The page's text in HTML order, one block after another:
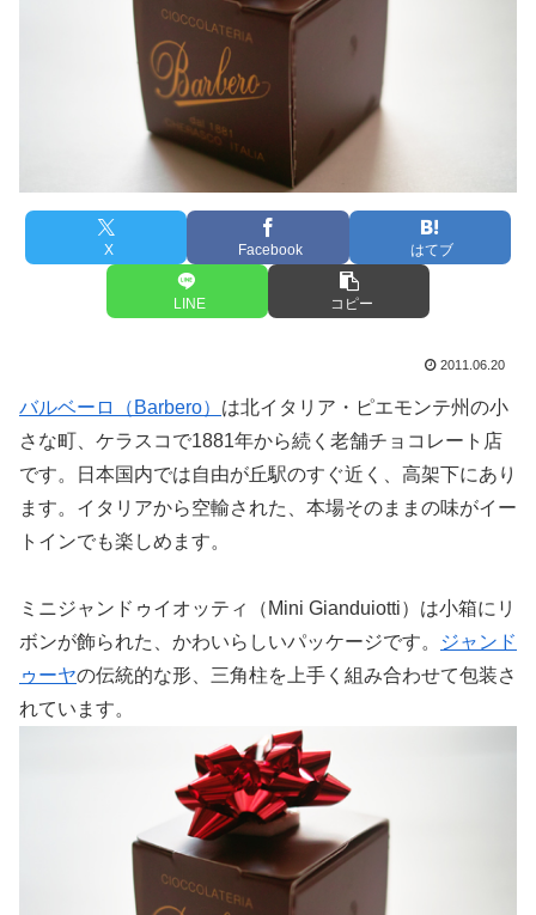
X Facebook はてブ
LINE コピー
2011.06.20
バルベーロ（Barbero） は北イタリア・ピエモンテ州の小
さな町、ケラスコで1881年から続く老舗チョコレート店
です。日本国内では自由が丘駅のすぐ近く、高架下にあり
ます。イタリアから空輸された、本場そのままの味がイー
トインでも楽しめます。
ミニジャンドゥイオッティ（Mini Gianduiotti）は小箱にリ
ボンが飾られた、かわいらしいパッケージです。
ジャンド
ゥーヤの伝統的な形、三角柱を上手く組み合わせて包装さ
れています。